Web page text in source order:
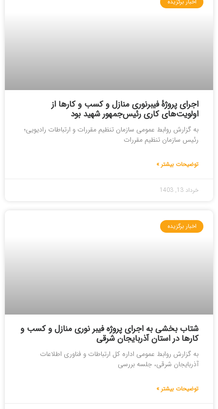
اجرای پروژۀ فیبرنوری منازل و کسب و کارها از
اولویت‌های کاری رئیس‌جمهور شهید بود
به گزارش روابط عمومی سازمان تنظیم مقررات و ارتباطات رادیویی؛
رئیس سازمان تنظیم مقررات
توضیحات بیشتر »
خرداد 13, 1403
اخبار برگزیده
شتاب بخشی به اجرای پروژه فیبر نوری منازل و کسب و
کارها در استان آذربایجان شرقی
به گزارش روابط عمومی اداره کل ارتباطات و فناوری اطلاعات
آذربایجان شرقی، جلسه بررسی
توضیحات بیشتر »